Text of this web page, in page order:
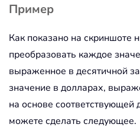
Пример
Как показано на скриншоте
преобразовать каждое
выраженное в десятичной
значение в долларах,
на основе соответствующей
можете сделать следующее.